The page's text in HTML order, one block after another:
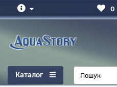
0
Каталог